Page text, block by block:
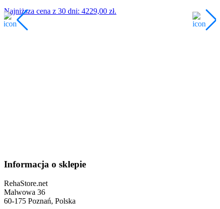
wynosiła: wynosi:
Najniższa cena z 30 dni: 4229,00 zł.
Informacja o sklepie
RehaStore.net
Malwowa 36
60-175 Poznań, Polska